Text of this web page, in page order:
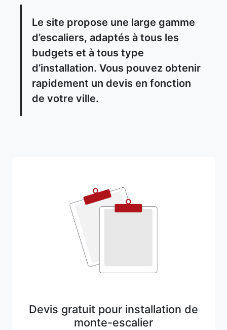
Le site propose une large gamme
d’escaliers, adaptés à tous les
budgets et à tous type
d’installation. Vous pouvez obtenir
rapidement un devis en fonction
de votre ville.
Devis gratuit pour installation de
monte-escalier